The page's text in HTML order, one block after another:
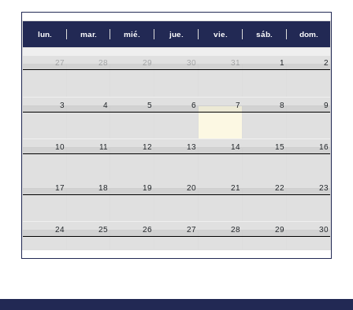
lun. mar. mié. jue. vie. sáb. dom.
27 28 29 30 31 1 2
3 4 5 6 7 8 9
10 11 12 13 14 15 16
17 18 19 20 21 22 23
24 25 26 27 28 29 30